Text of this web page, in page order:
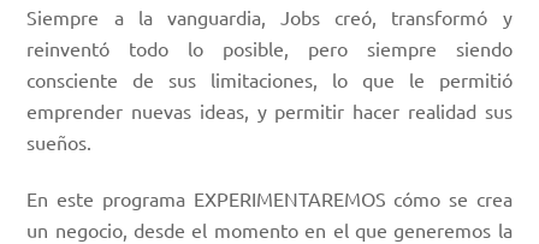
Siempre a la vanguardia, Jobs creó, transformó y
reinventó todo lo posible, pero siempre siendo
consciente de sus limitaciones, lo que le permitió
emprender nuevas ideas, y permitir hacer realidad sus
sueños.
En este programa EXPERIMENTAREMOS cómo se crea
un negocio, desde el momento en el que generemos la